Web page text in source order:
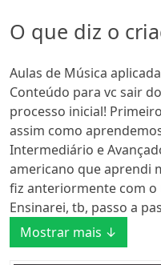
O que diz o
Aulas de Música
Conteúdo para vc sair
processo inicial!
assim como
Intermediário e
americano que aprendi
fiz anteriormente com o
Ensinarei, tb, passo a
Mostrar mais ↓